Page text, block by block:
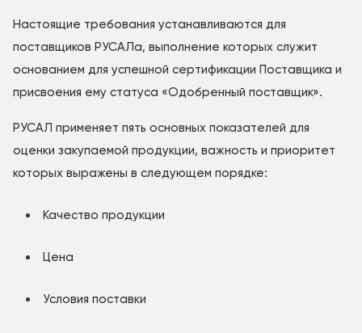
Настоящие требования устанавливаются для
поставщиков РУСАЛа, выполнение которых служит
основанием для успешной сертификации Поставщика и
присвоения ему статуса «Одобренный поставщик».
РУСАЛ применяет пять основных показателей для
оценки закупаемой продукции, важность и приоритет
которых выражены в следующем порядке:
Качество продукции
Цена
Условия поставки